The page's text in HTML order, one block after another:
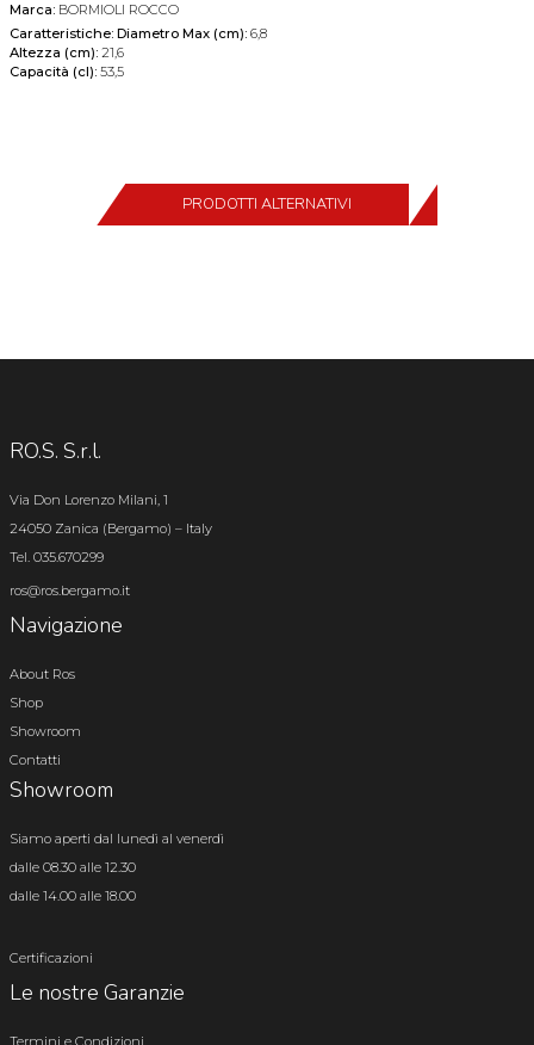
Marca: BORMIOLI ROCCO
Caratteristiche: Diametro Max (cm): 6,8
Altezza (cm): 21,6
Capacità (cl): 53,5
PRODOTTI ALTERNATIVI
RO.S. S.r.l.
Via Don Lorenzo Milani, 1
24050 Zanica (Bergamo) – Italy
Tel. 035.670299
ros@ros.bergamo.it
Navigazione
About Ros
Shop
Showroom
Contatti
Showroom
Siamo aperti dal lunedì al venerdì
dalle 08.30 alle 12.30
dalle 14.00 alle 18.00
Certificazioni
Le nostre Garanzie